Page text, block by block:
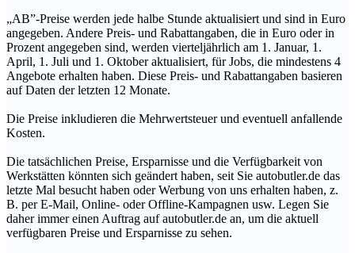
„AB”-Preise werden jede halbe Stunde aktualisiert und sind in Euro
angegeben. Andere Preis- und Rabattangaben, die in Euro oder in
Prozent angegeben sind, werden vierteljährlich am 1. Januar, 1.
April, 1. Juli und 1. Oktober aktualisiert, für Jobs, die mindestens 4
Angebote erhalten haben. Diese Preis- und Rabattangaben basieren
auf Daten der letzten 12 Monate.
Die Preise inkludieren die Mehrwertsteuer und eventuell anfallende
Kosten.
Die tatsächlichen Preise, Ersparnisse und die Verfügbarkeit von
Werkstätten könnten sich geändert haben, seit Sie autobutler.de das
letzte Mal besucht haben oder Werbung von uns erhalten haben, z.
B. per E-Mail, Online- oder Offline-Kampagnen usw. Legen Sie
daher immer einen Auftrag auf autobutler.de an, um die aktuell
verfügbaren Preise und Ersparnisse zu sehen.